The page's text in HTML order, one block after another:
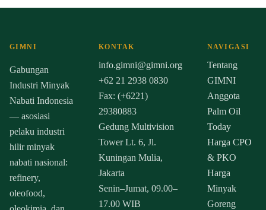
GIMNI
Gabungan
Industri Minyak
Nabati Indonesia
— asosiasi
pelaku industri
hilir minyak
nabati nasional:
refinery,
oleofood,
KONTAK
info.gimni@gimni.org
+62 21 2938 0830
Fax: (+6221)
29380883
Gedung Multivision
Tower Lt. 6, Jl.
Kuningan Mulia,
Jakarta
Senin–Jumat, 09.00–
17.00 WIB
NAVIGASI
Tentang
GIMNI
Anggota
Palm Oil
Today
Harga CPO
& PKO
Harga
Minyak
Goreng